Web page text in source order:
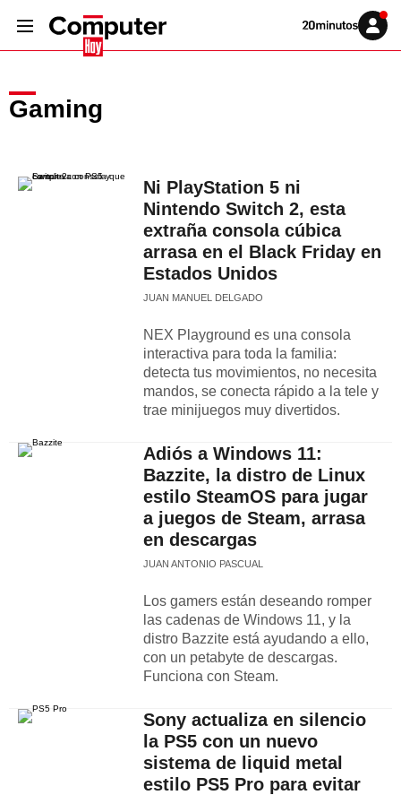
Volver
Iniciar
sesión
Gaming
Ni PlayStation 5 ni
Nintendo Switch 2, esta
extraña consola cúbica
arrasa en el Black Friday en
Estados Unidos
JUAN MANUEL DELGADO
NEX Playground es una consola
interactiva para toda la familia:
detecta tus movimientos, no necesita
mandos, se conecta rápido a la tele y
trae minijuegos muy divertidos.
Adiós a Windows 11:
Bazzite, la distro de Linux
estilo SteamOS para jugar
a juegos de Steam, arrasa
en descargas
JUAN ANTONIO PASCUAL
Los gamers están deseando romper
las cadenas de Windows 11, y la
distro Bazzite está ayudando a ello,
con un petabyte de descargas.
Funciona con Steam.
Sony actualiza en silencio
la PS5 con un nuevo
sistema de liquid metal
estilo PS5 Pro para evitar